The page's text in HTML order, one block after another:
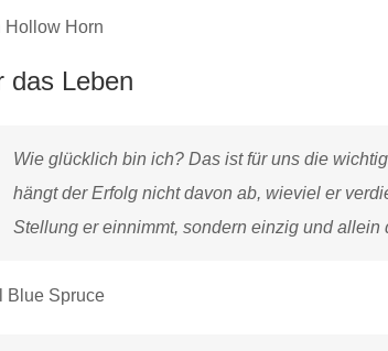
Hollow Horn
das Leben
Wie glücklich bin ich? Das ist für uns die
hängt der Erfolg nicht davon ab, wieviel er
Stellung er einnimmt, sondern einzig und allein
Blue Spruce